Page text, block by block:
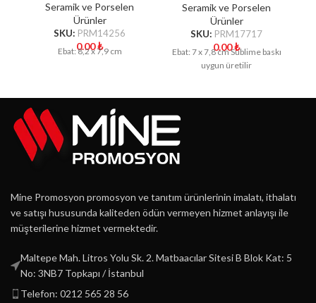
Seramik ve Porselen
Ürünler
SKU: PRM14256
0.00₺
Ebat: 8,2 x 7,9 cm
Seramik ve Porselen
Ürünler
SKU: PRM17717
0.00₺
Ebat: 7 x 7,8 cm Sublime baskı
uygun üretilir
Mine Promosyon promosyon ve tanıtım ürünlerinin imalatı, ithalatı
ve satışı hususunda kaliteden ödün vermeyen hizmet anlayışı ile
müşterilerine hizmet vermektedir.
Maltepe Mah. Litros Yolu Sk. 2. Matbaacılar Sitesi B Blok Kat: 5
No: 3NB7 Topkapı / İstanbul
Telefon: 0212 565 28 56